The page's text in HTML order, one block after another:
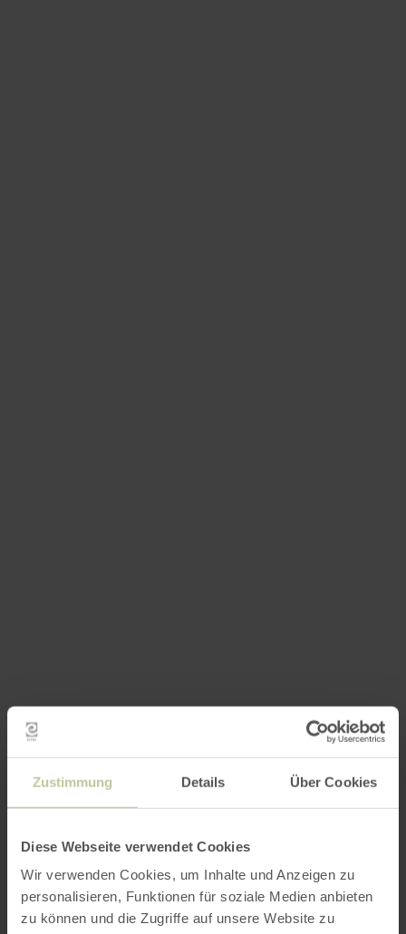
Zustimmung Details Über Cookies
Diese Webseite verwendet Cookies
Wir verwenden Cookies, um Inhalte und Anzeigen zu
personalisieren, Funktionen für soziale Medien anbieten
zu können und die Zugriffe auf unsere Website zu